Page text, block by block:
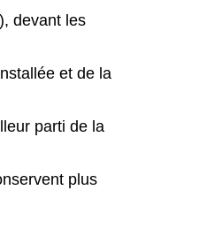
devant les
et de la
parti de la
plus